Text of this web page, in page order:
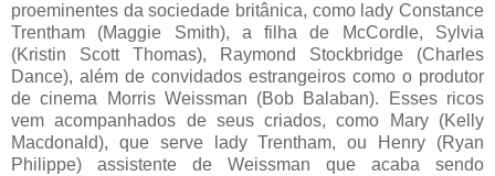
proeminentes da sociedade britânica, como lady Constance
Trentham (Maggie Smith), a filha de McCordle, Sylvia
(Kristin Scott Thomas), Raymond Stockbridge (Charles
Dance), além de convidados estrangeiros como o produtor
de cinema Morris Weissman (Bob Balaban). Esses ricos
vem acompanhados de seus criados, como Mary (Kelly
Macdonald), que serve lady Trentham, ou Henry (Ryan
Philippe) assistente de Weissman que acaba sendo